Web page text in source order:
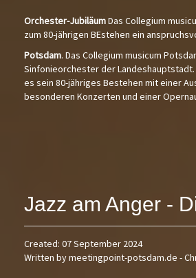
Orchester-JubiläumDas Collegium
zum 80-jährigen BEstehen ein
Potsdam. Das Collegium musicum
Sinfonieorchester der
es sein 80-jähriges Bestehen mit einer
besonderen Konzerten und einer
Jazz am Anger -
Created: 07 September 2024
Written by meetingpoint-potsdam.de -